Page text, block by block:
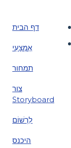
דף הבית
אֶמְצָעִי
תמחור
צור
Storyboard
לִרְשׁוֹם
היכנס